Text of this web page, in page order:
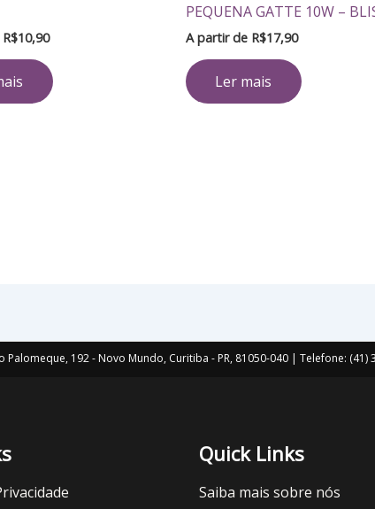
R$10,90
PEQUENA GATTE 10W –
A partir de R$17,90
Ler mais
Palomeque, 192 - Novo Mundo, Curitiba - PR, 81050-040 | Telefone:
Quick Links
Saiba mais sobre nós